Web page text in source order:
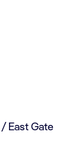
East Gate